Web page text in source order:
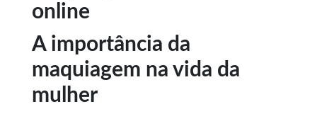
online
A importância da
maquiagem na vida da
mulher